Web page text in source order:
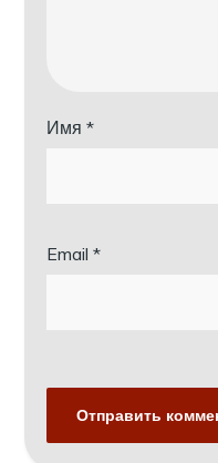
Имя*
Email*